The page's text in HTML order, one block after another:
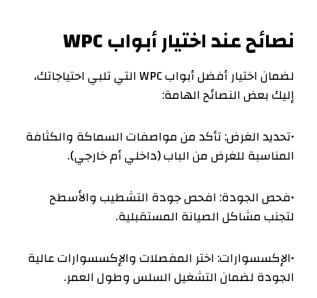
نصائح عند اختيار أبواب WPC
لضمان اختيار أفضل أبواب WPC التي تلبي احتياجاتك،
إليك بعض النصائح الهامة:
•تحديد الغرض: تأكد من مواصفات السماكة والكثافة
المناسبة للغرض من الباب (داخلي أم خارجي).
•فحص الجودة: افحص جودة التشطيب والأسطح
لتجنب مشاكل الصيانة المستقبلية.
•الإكسسوارات: اختر المفصلات والإكسسوارات عالية
الجودة لضمان التشغيل السلس وطول العمر.